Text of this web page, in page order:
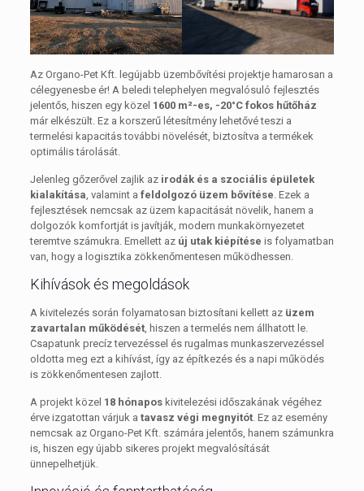
Az Organo-Pet Kft. legújabb üzembővítési projektje hamarosan a
célegyenesbe ér! A beledi telephelyen megvalósuló fejlesztés
jelentős, hiszen egy közel 1600 m²-es, -20°C fokos hűtőház
már elkészült. Ez a korszerű létesítmény lehetővé teszi a
termelési kapacitás további növelését, biztosítva a termékek
optimális tárolását.
Jelenleg gőzerővel zajlik az irodák és a szociális épületek
kialakítása, valamint a feldolgozó üzem bővítése. Ezek a
fejlesztések nemcsak az üzem kapacitását növelik, hanem a
dolgozók komfortját is javítják, modern munkakörnyezetet
teremtve számukra. Emellett az új utak kiépítése is folyamatban
van, hogy a logisztika zökkenőmentesen működhessen.
Kihívások és megoldások
A kivitelezés során folyamatosan biztosítani kellett az üzem
zavartalan működését, hiszen a termelés nem állhatott le.
Csapatunk precíz tervezéssel és rugalmas munkaszervezéssel
oldotta meg ezt a kihívást, így az építkezés és a napi működés
is zökkenőmentesen zajlott.
A projekt közel 18 hónaposkivitelezési időszakának végéhez
érve izgatottan várjuk a tavasz végi megnyitót. Ez az esemény
nemcsak az Organo-Pet Kft. számára jelentős, hanem számunkra
is, hiszen egy újabb sikeres projekt megvalósítását
ünnepelhetjük.